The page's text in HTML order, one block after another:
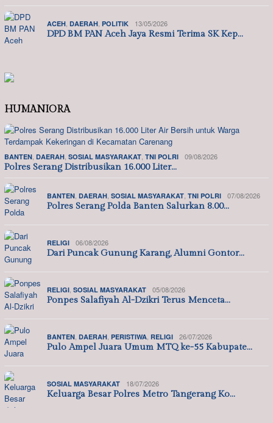
ACEH, DAERAH, POLITIK 13/05/2026
DPD BM PAN Aceh Jaya Resmi Terima SK Kep…
HUMANIORA
BANTEN DAERAH SOSIAL MASYARAKAT TNI POLRI 09/08/2026
Polres Serang Distribusikan 16.000 Liter…
BANTEN DAERAH SOSIAL MASYARAKAT TNI POLRI 07/08/2026
Polres Serang Polda Banten Salurkan 8.00…
RELIGI 06/08/2026
Dari Puncak Gunung Karang, Alumni Gontor…
RELIGI SOSIAL MASYARAKAT 05/08/2026
Ponpes Salafiyah Al-Dzikri Terus Menceta…
BANTEN DAERAH PERISTIWA RELIGI 26/07/2026
Pulo Ampel Juara Umum MTQ ke-55 Kabupate…
SOSIAL MASYARAKAT 18/07/2026
Keluarga Besar Polres Metro Tangerang Ko…